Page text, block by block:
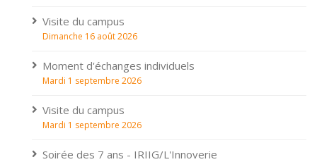
Visite du campus
Dimanche 16 août 2026
Moment d'échanges individuels
Mardi 1 septembre 2026
Visite du campus
Mardi 1 septembre 2026
Soirée des 7 ans - IRIIG/L'Innoverie